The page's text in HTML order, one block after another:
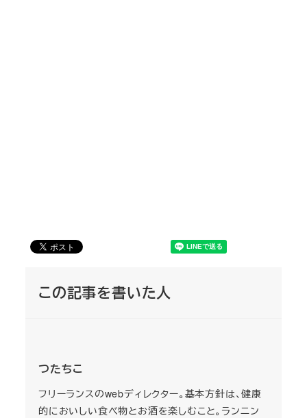
この記事を書いた人
つたちこ
フリーランスのwebディレクター。基本方針は、健康
的においしい食べ物とお酒を楽しむこと。ランニン